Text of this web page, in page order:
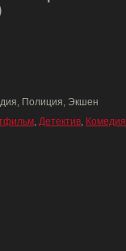
Полиция, Экшен
, Детектив, Комедия